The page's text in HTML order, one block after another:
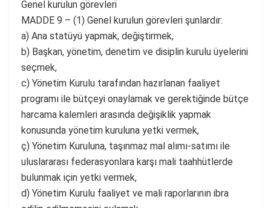
Genel kurulun görevleri
MADDE 9 – (1) Genel kurulun görevleri şunlardır:
a) Ana statüyü yapmak, değiştirmek,
b) Başkan, yönetim, denetim ve disiplin kurulu üyelerini
seçmek,
c) Yönetim Kurulu tarafından hazırlanan faaliyet
programı ile bütçeyi onaylamak ve gerektiğinde bütçe
harcama kalemleri arasında değişiklik yapmak
konusunda yönetim kuruluna yetki vermek,
ç) Yönetim Kuruluna, taşınmaz mal alımı-satımı ile
uluslararası federasyonlara karşı mali taahhütlerde
bulunmak için yetki vermek,
d) Yönetim Kurulu faaliyet ve mali raporlarının ibra